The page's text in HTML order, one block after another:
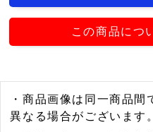
この商品につ
・商品画像は同一商品間
異なる場合がございます。